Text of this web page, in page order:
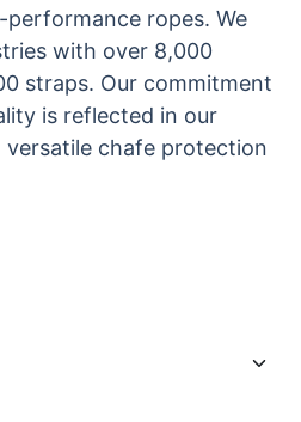
ropes. We
with over 8,000
straps. Our commitment
is reflected in our
chafe protection